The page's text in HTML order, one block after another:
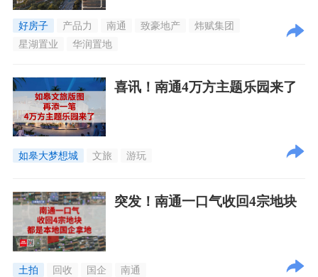
好房子 产品力 南通 致豪地产
炜赋集团
星湖置业
华润置地
喜讯！南通4万方主题乐园来了
如皋大梦想城 文旅 游玩
突发！南通一口气收回4宗地块
土拍 回收 国企 南通